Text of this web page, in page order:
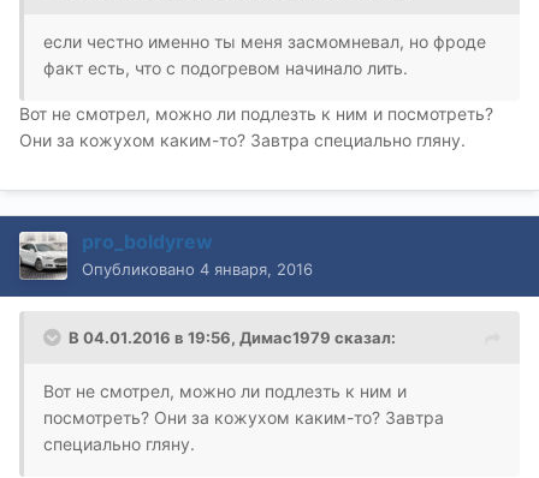
если честно именно ты меня засмомневал, но фроде
факт есть, что с подогревом начинало лить.
Вот не смотрел, можно ли подлезть к ним и посмотреть?
Они за кожухом каким-то? Завтра специально гляну.
pro_boldyrew
Опубликовано 4 января, 2016
В 04.01.2016 в 19:56, Димас1979 сказал:
Вот не смотрел, можно ли подлезть к ним и
посмотреть? Они за кожухом каким-то? Завтра
специально гляну.